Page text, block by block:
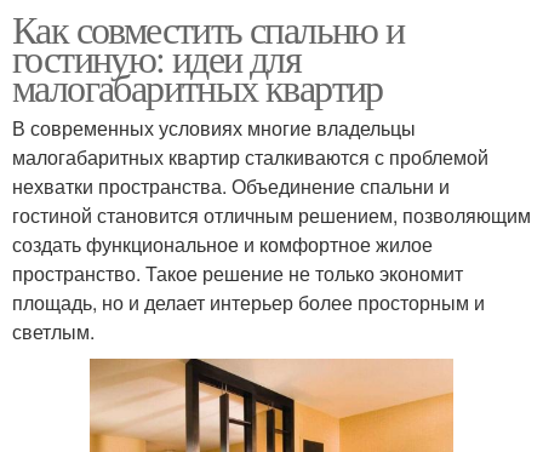
Как совместить спальню и
гостиную: идеи для
малогабаритных квартир
В современных условиях многие владельцы
малогабаритных квартир сталкиваются с проблемой
нехватки пространства. Объединение спальни и
гостиной становится отличным решением, позволяющим
создать функциональное и комфортное жилое
пространство. Такое решение не только экономит
площадь, но и делает интерьер более просторным и
светлым.